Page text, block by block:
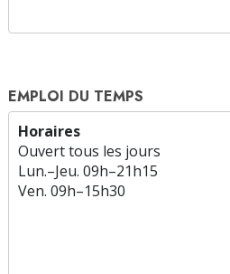
EMPLOI DU TEMPS
Horaires
Ouvert tous les jours
Lun.–Jeu. 09h–21h15
Ven. 09h–15h30